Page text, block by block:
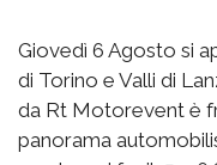
Giovedì 6 Agosto si
di Torino e Valli di
da Rt Motorevent è
panorama